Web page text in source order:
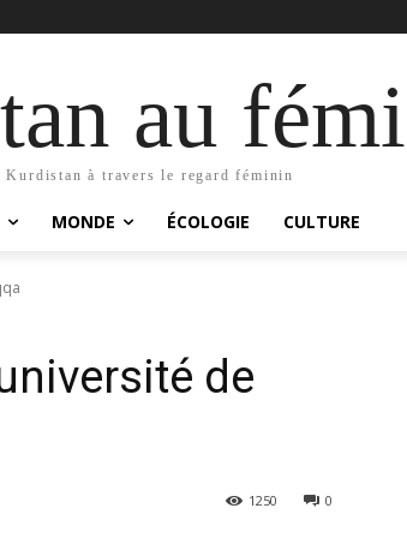
au
Kurdistan à travers le regard féminin
MONDE ÉCOLOGIE CULTURE
de
0
1250